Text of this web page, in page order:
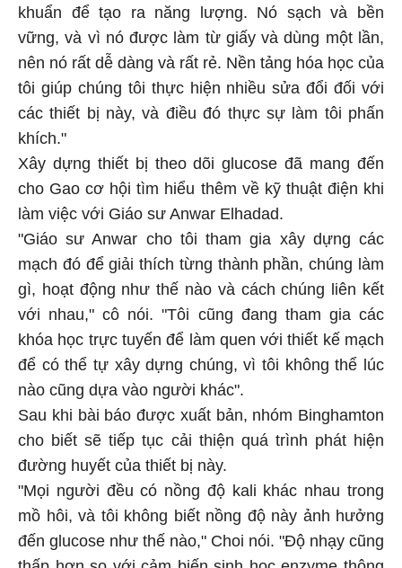
khuẩn để tạo ra năng lượng. Nó sạch và bền
vững, và vì nó được làm từ giấy và dùng một lần,
nên nó rất dễ dàng và rất rẻ. Nền tảng hóa học của
tôi giúp chúng tôi thực hiện nhiều sửa đổi đối với
các thiết bị này, và điều đó thực sự làm tôi phấn
khích."
Xây dựng thiết bị theo dõi glucose đã mang đến
cho Gao cơ hội tìm hiểu thêm về kỹ thuật điện khi
làm việc với Giáo sư Anwar Elhadad.
"Giáo sư Anwar cho tôi tham gia xây dựng các
mạch đó để giải thích từng thành phần, chúng làm
gì, hoạt động như thế nào và cách chúng liên kết
với nhau," cô nói. "Tôi cũng đang tham gia các
khóa học trực tuyến để làm quen với thiết kế mạch
để có thể tự xây dựng chúng, vì tôi không thể lúc
nào cũng dựa vào người khác".
Sau khi bài báo được xuất bản, nhóm Binghamton
cho biết sẽ tiếp tục cải thiện quá trình phát hiện
đường huyết của thiết bị này.
"Mọi người đều có nồng độ kali khác nhau trong
mồ hôi, và tôi không biết nồng độ này ảnh hưởng
đến glucose như thế nào," Choi nói. "Độ nhạy cũng